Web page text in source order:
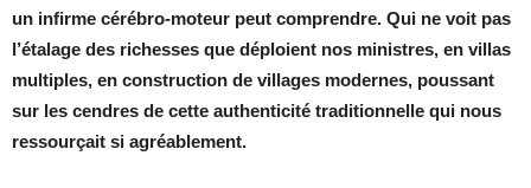
un infirme cérébro-moteur peut comprendre. Qui ne voit pas
l’étalage des richesses que déploient nos ministres, en villas
multiples, en construction de villages modernes, poussant
sur les cendres de cette authenticité traditionnelle qui nous
ressourçait si agréablement.